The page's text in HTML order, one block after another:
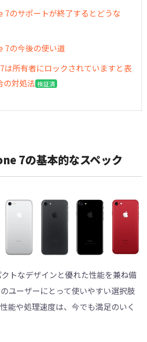
7のサポートが終了するとどうな
7の今後の使い道
は所有者にロックされていますと表
の対処法 検証済
7の基本的なスペック
トなデザインと優れた性能を兼ね備
ユーザーにとって使いやすい選択肢
能や処理速度は、今でも満足のいく